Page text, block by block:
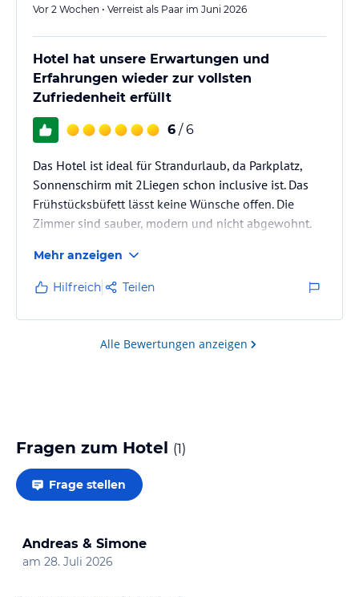
Vor 2 Wochen • Verreist als Paar im Juni 2026
Hotel hat unsere Erwartungen und
Erfahrungen wieder zur vollsten
Zufriedenheit erfüllt
6 / 6
Das Hotel ist ideal für Strandurlaub, da Parkplatz,
Sonnenschirm mit 2Liegen schon inclusive ist. Das
Frühstücksbüfett lässt keine Wünsche offen. Die
Zimmer sind sauber, modern und nicht abgewohnt.
Mehr anzeigen
Hilfreich Teilen
Alle Bewertungen anzeigen
Fragen zum Hotel (1)
Frage stellen
Andreas & Simone
am 28. Juli 2026